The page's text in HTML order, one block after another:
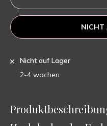
NICHT
Nicht auf Lager
2-4 wochen